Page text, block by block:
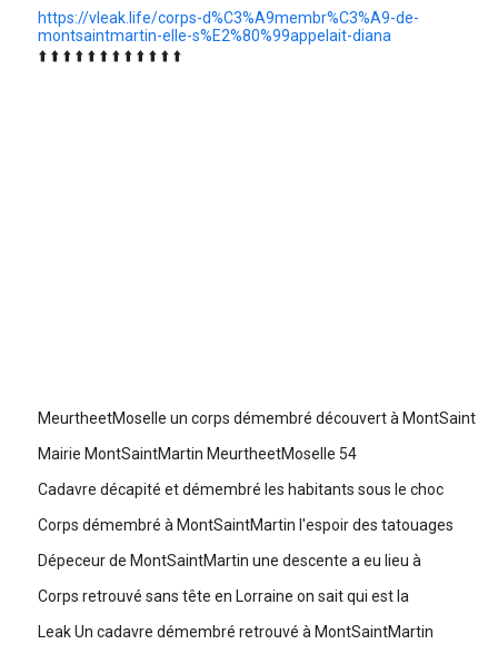
https://vleak.life/corps-d%C3%A9membr%C3%A9-de-
montsaintmartin-elle-s%E2%80%99appelait-diana
⬆️ ⬆️ ⬆️ ⬆️ ⬆️ ⬆️ ⬆️ ⬆️ ⬆️ ⬆️ ⬆️ ⬆️
MeurtheetMoselle un corps démembré découvert à MontSaint
Mairie MontSaintMartin MeurtheetMoselle 54
Cadavre décapité et démembré les habitants sous le choc
Corps démembré à MontSaintMartin l'espoir des tatouages
Dépeceur de MontSaintMartin une descente a eu lieu à
Corps retrouvé sans tête en Lorraine on sait qui est la
Leak Un cadavre démembré retrouvé à MontSaintMartin